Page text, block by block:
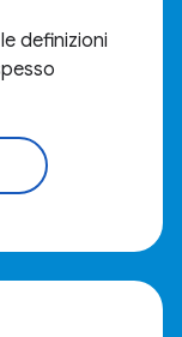
definizioni